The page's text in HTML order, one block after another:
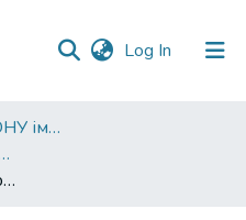
Log In (current)
Наукові видання ОНУ імені І. І. Мечникова
університету. Хімія
Экспериментальное определение модуля Юнга полимерных материалов